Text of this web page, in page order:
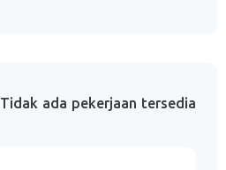
Tidak ada pekerjaan tersedia